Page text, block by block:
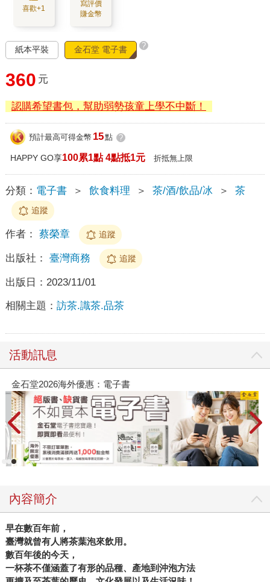
喜歡+1
寫評價
賺金幣
紙本平裝 金石堂 電子書 ?
360 元
認購希望書包，幫助弱勢孩童上學不中斷！
預計最高可得金幣 15點 ?
HAPPY GO享100累1點 4點抵1元 折抵無上限
分類： 電子書 ＞ 飲食料理 ＞ 茶/酒/飲品/冰 ＞ 茶
追蹤
作者： 蔡榮章 追蹤
出版社： 臺灣商務 追蹤
出版日： 2023/11/01
相關主題： 訪茶.識茶.品茶
活動訊息
金石堂2026海外優惠：電子書
內容簡介
早在數百年前，
臺灣就曾有人將茶葉泡來飲用。
數百年後的今天，
一杯茶不僅涵蓋了有形的品種、產地到沖泡方法